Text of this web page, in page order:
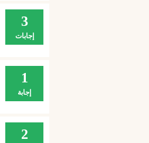
3
إجابات
1
إجابة
2